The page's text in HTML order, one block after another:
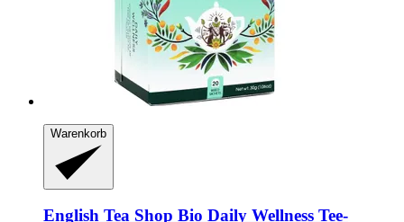
Warenkorb
English Tea Shop Bio Daily Wellness Tee-​